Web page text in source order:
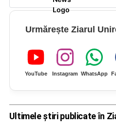
Urmărește Ziarul
YouTube Instagram WhatsApp
Ultimele știri publicate în